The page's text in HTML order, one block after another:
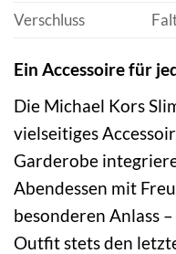
Verschluss
Ein Accessoire für
Die Michael Kors
vielseitiges
Garderobe
Abendessen mit
besonderen Anlass
Outfit stets den